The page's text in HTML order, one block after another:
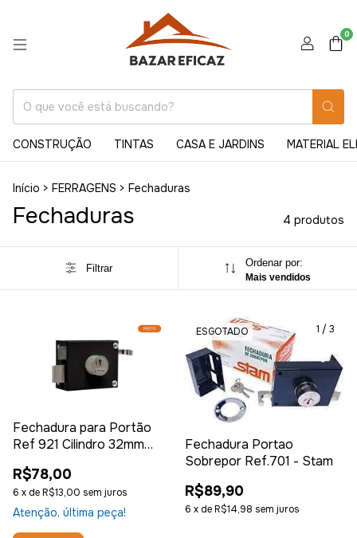
0
CONSTRUÇÃO TINTAS CASA E JARDINS MATERIAL
Início > FERRAGENS > Fechaduras
Fechaduras 4 produtos
Filtrar Ordenar por:
Mais vendidos
Fechadura para Portão
Ref 921 Cilindro 32mm
R$78,00
6 x deR$13,00 sem juros
Atenção, última peça!
1 / 3
ESGOTADO
Fechadura Portao
Sobrepor Ref.701 - Stam
R$89,90
6 x deR$14,98 sem juros